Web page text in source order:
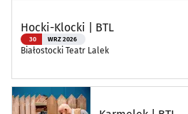
Hocki-Klocki | BTL
30 WRZ 2026
Białostocki Teatr Lalek